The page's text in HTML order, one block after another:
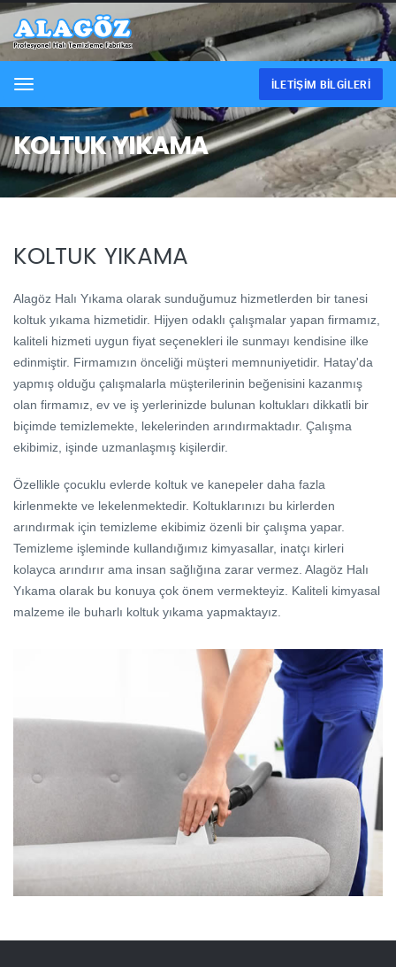
Menu İLETIŞIM BILGILERI
KOLTUK YIKAMA
KOLTUK YIKAMA
Alagöz Halı Yıkama olarak sunduğumuz hizmetlerden bir tanesi
koltuk yıkama hizmetidir. Hijyen odaklı çalışmalar yapan firmamız,
kaliteli hizmeti uygun fiyat seçenekleri ile sunmayı kendisine ilke
edinmiştir. Firmamızın önceliği müşteri memnuniyetidir. Hatay'da
yapmış olduğu çalışmalarla müşterilerinin beğenisini kazanmış
olan firmamız, ev ve iş yerlerinizde bulunan koltukları dikkatli bir
biçimde temizlemekte, lekelerinden arındırmaktadır. Çalışma
ekibimiz, işinde uzmanlaşmış kişilerdir.
Özellikle çocuklu evlerde koltuk ve kanepeler daha fazla
kirlenmekte ve lekelenmektedir. Koltuklarınızı bu kirlerden
arındırmak için temizleme ekibimiz özenli bir çalışma yapar.
Temizleme işleminde kullandığımız kimyasallar, inatçı kirleri
kolayca arındırır ama insan sağlığına zarar vermez. Alagöz Halı
Yıkama olarak bu konuya çok önem vermekteyiz. Kaliteli kimyasal
malzeme ile buharlı koltuk yıkama yapmaktayız.